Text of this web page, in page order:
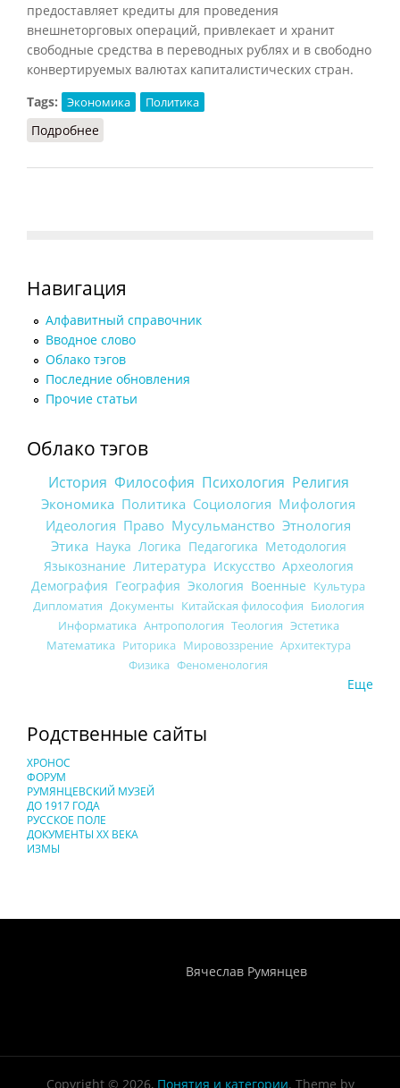
предоставляет кредиты для проведения
внешнеторговых операций, привлекает и хранит
свободные средства в переводных рублях и в свободно
конвертируемых валютах капиталистических стран.
Tags:
Экономика Политика
Подробнее
Навигация
Алфавитный справочник
Вводное слово
Облако тэгов
Последние обновления
Прочие статьи
Облако тэгов
История Философия Психология Религия
Экономика Политика Социология Мифология
Идеология Право Мусульманство Этнология
Этика Наука Логика Педагогика Методология
Языкознание Литература Искусство Археология
Демография География Экология Военные Культура
Дипломатия Документы Китайская философия Биология
Информатика Антропология Теология Эстетика
Математика Риторика Мировоззрение Архитектура
Физика Феноменология
Еще
Родственные сайты
ХРОНОС
ФОРУМ
РУМЯНЦЕВСКИЙ МУЗЕЙ
ДО 1917 ГОДА
РУССКОЕ ПОЛЕ
ДОКУМЕНТЫ XX ВЕКА
ИЗМЫ
Вячеслав Румянцев
Copyright © 2026, Понятия и категории. Theme by